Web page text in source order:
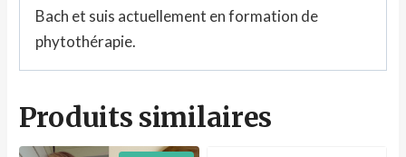
Bach et suis actuellement en formation de
phytothérapie.
Produits similaires